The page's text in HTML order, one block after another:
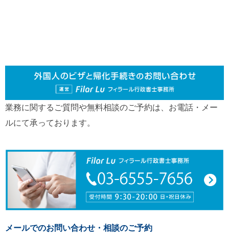
業務に関するご質問や無料相談のご予約は、お電話・メー
ルにて承っております。
メールでのお問い合わせ・相談のご予約